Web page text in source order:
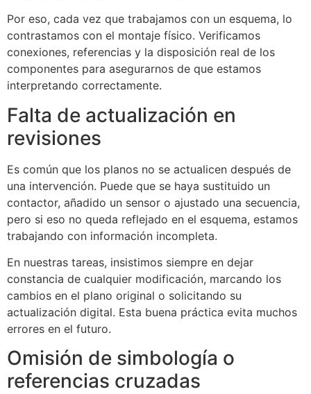
Por eso, cada vez que trabajamos con un esquema, lo
contrastamos con el montaje físico. Verificamos
conexiones, referencias y la disposición real de los
componentes para asegurarnos de que estamos
interpretando correctamente.
Falta de actualización en
revisiones
Es común que los planos no se actualicen después de
una intervención. Puede que se haya sustituido un
contactor, añadido un sensor o ajustado una secuencia,
pero si eso no queda reflejado en el esquema, estamos
trabajando con información incompleta.
En nuestras tareas, insistimos siempre en dejar
constancia de cualquier modificación, marcando los
cambios en el plano original o solicitando su
actualización digital. Esta buena práctica evita muchos
errores en el futuro.
Omisión de simbología o
referencias cruzadas